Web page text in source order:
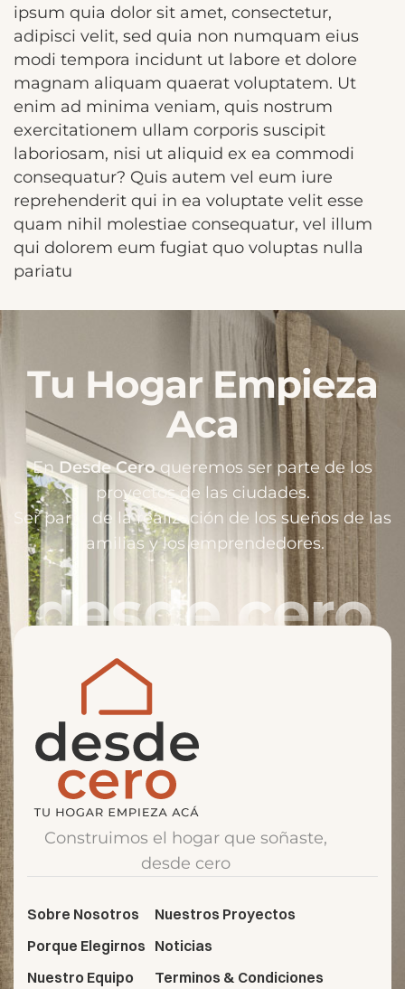
ipsum quia dolor sit amet, consectetur,
adipisci velit, sed quia non numquam eius
modi tempora incidunt ut labore et dolore
magnam aliquam quaerat voluptatem. Ut
enim ad minima veniam, quis nostrum
exercitationem ullam corporis suscipit
laboriosam, nisi ut aliquid ex ea commodi
consequatur? Quis autem vel eum iure
reprehenderit qui in ea voluptate velit esse
quam nihil molestiae consequatur, vel illum
qui dolorem eum fugiat quo voluptas nulla
pariatu
Tu Hogar Empieza
Aca
En Desde Ceroqueremos ser parte de los
proyectos de las ciudades.
Ser parte de la realización de los sueños de las
familias y los emprendedores.
desde cero
Construimos el hogar que soñaste,
desde cero
Sobre Nosotros
Porque Elegirnos
Nuestro Equipo
Nuestros Proyectos
Noticias
Terminos & Condiciones